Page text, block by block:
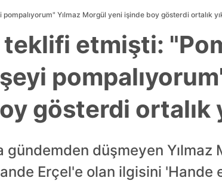
Yılmaz Morgül yeni işinde boy gösterdi ortalık
etmişti:
gösterdi ortalık
gündemden düşmeyen Yılmaz
Erçel'e olan ilgisini 'Hande